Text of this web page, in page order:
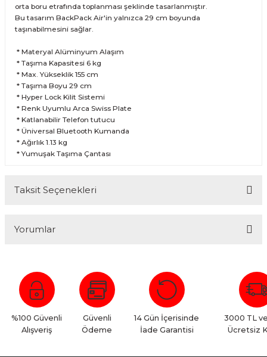
orta boru etrafında toplanması şeklinde tasarlanmıştır.
Bu tasarım BackPack Air'in yalnızca 29 cm boyunda
taşınabilmesini sağlar.
* Materyal Alüminyum Alaşım
* Taşıma Kapasitesi 6 kg
* Max. Yükseklik 155 cm
* Taşıma Boyu 29 cm
* Hyper Lock Kilit Sistemi
* Renk Uyumlu Arca Swiss Plate
* Katlanabilir Telefon tutucu
* Üniversal Bluetooth Kumanda
* Ağırlık 1.13 kg
* Yumuşak Taşıma Çantası
Taksit Seçenekleri
Yorumlar
Bu ürüne ilk yorumu siz yapın!
Yorum Yaz
%100 Güvenli
Alışveriş
Güvenli
Ödeme
14 Gün İçerisinde
İade Garantisi
3000 TL
Ücretsiz